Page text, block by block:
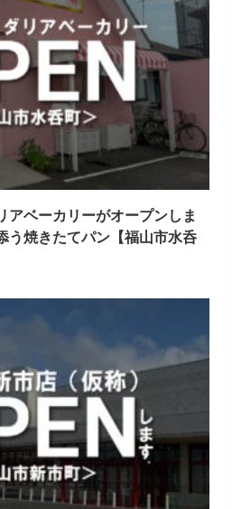
アベーカリーがオープンしま
う焼きたてパン【福山市水呑